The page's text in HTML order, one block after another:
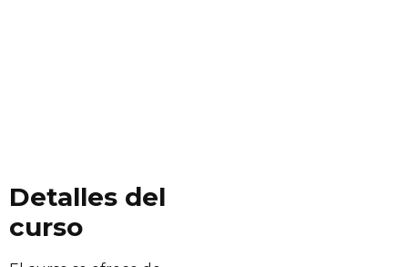
Detalles del
curso